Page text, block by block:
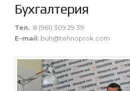
Бухгалтерия
Тел.: 8 (961) 309 29 39
E-mail: buh@tehnoprok.com